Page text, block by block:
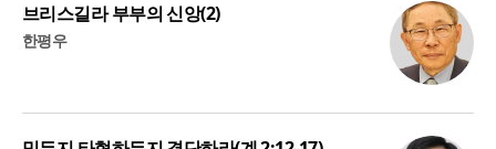
브리스길라 부부의 신앙(2)
한평우